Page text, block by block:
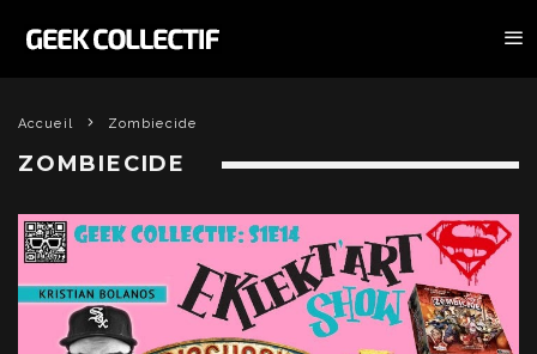
Accueil Zombiecide
ZOMBIECIDE